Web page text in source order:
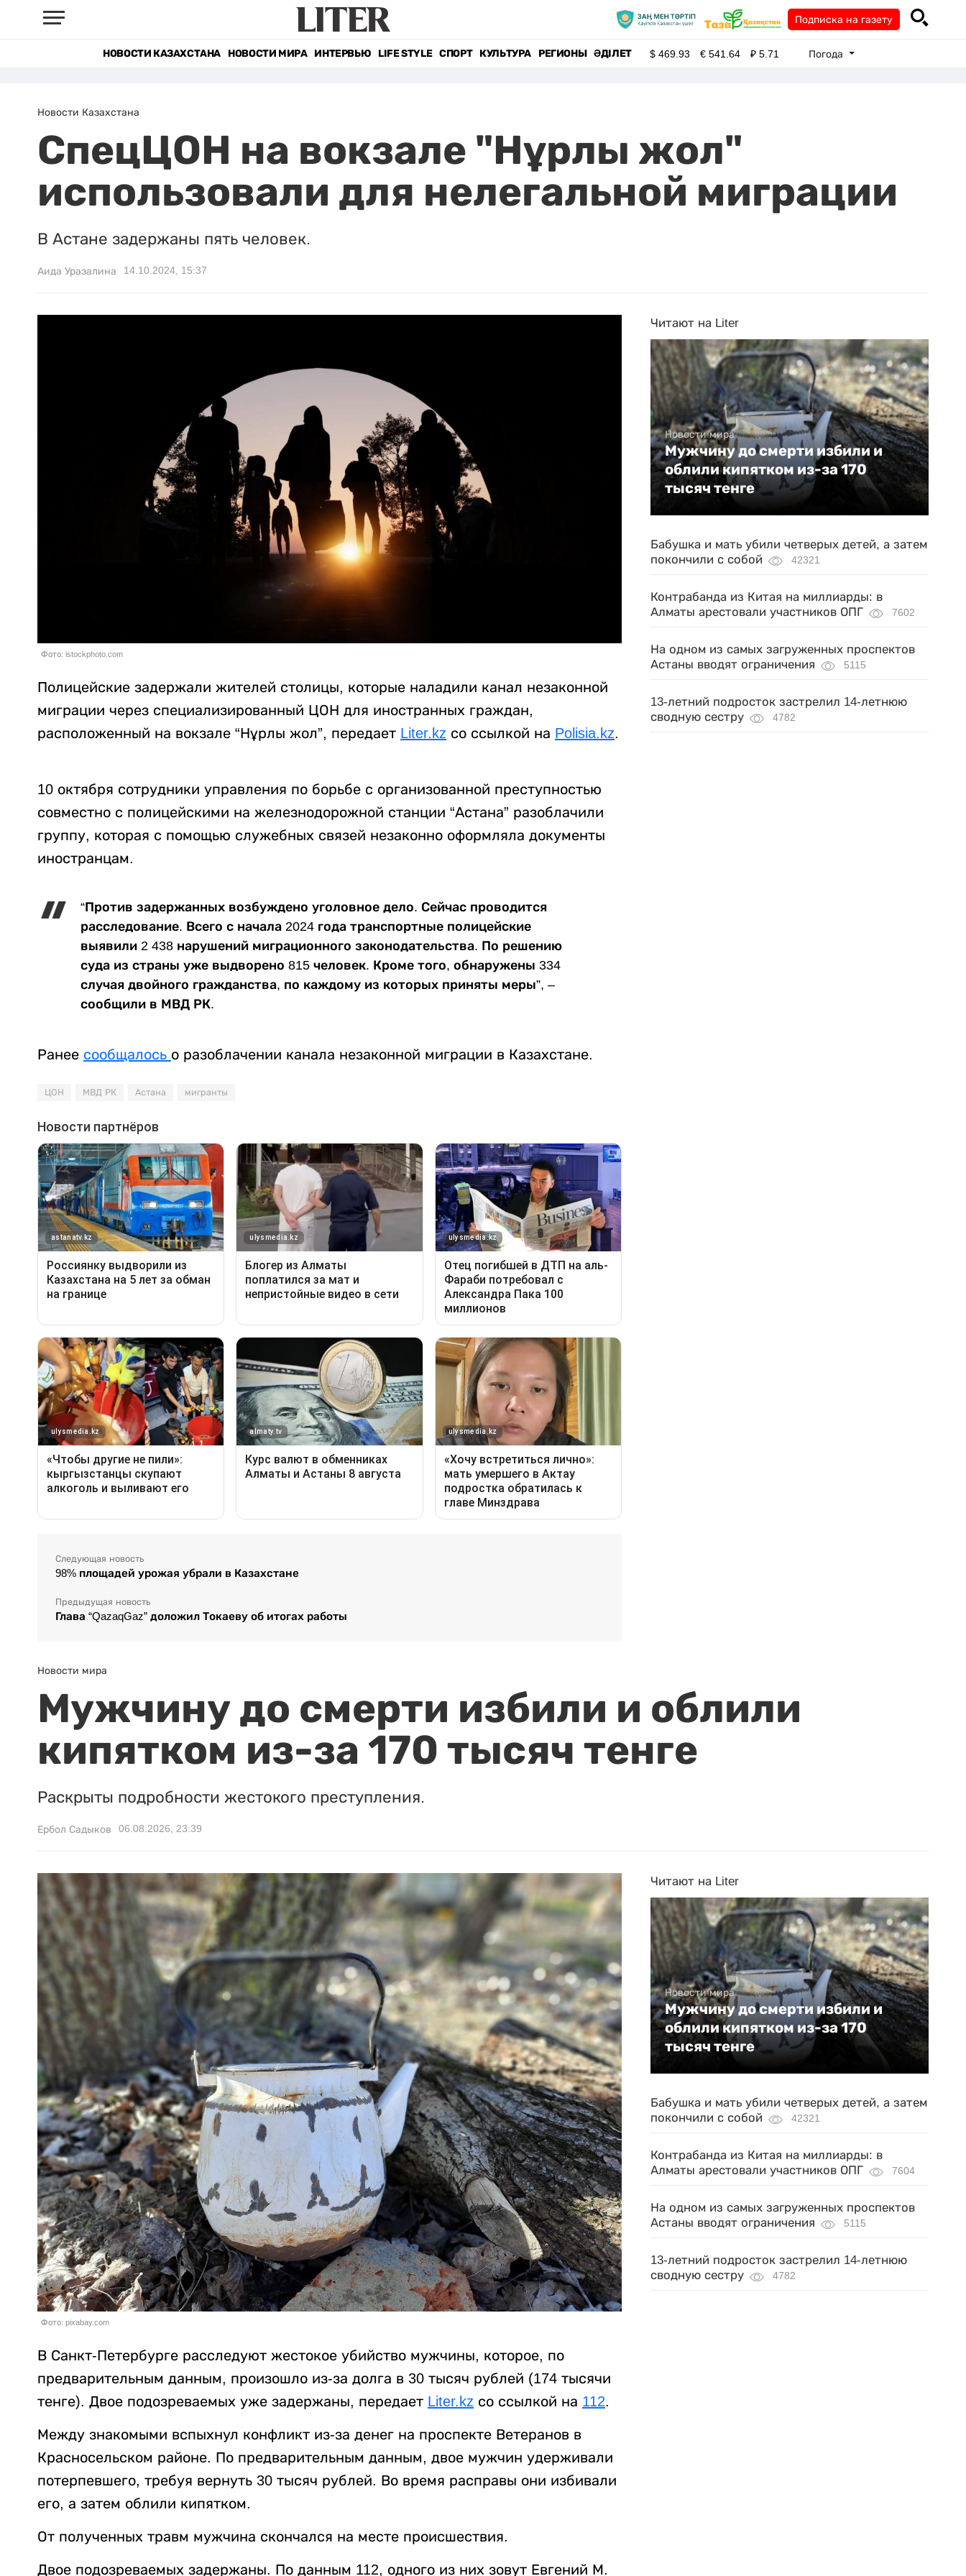
Подписка на газету
НОВОСТИ КАЗАХСТАНА НОВОСТИ МИРА ИНТЕРВЬЮ LIFE STYLE СПОРТ КУЛЬТУРА РЕГИОНЫ ӘДІЛЕТ $469.93 €541.64 ₽5.71 Погода
Новости Казахстана
СпецЦОН на вокзале "Нұрлы жол"
использовали для нелегальной миграции
В Астане задержаны пять человек.
Аида Уразалина 14.10.2024, 15:37
Фото: istockphoto.com
Полицейские задержали жителей столицы, которые наладили канал незаконной
миграции через специализированный ЦОН для иностранных граждан,
расположенный на вокзале “Нұрлы жол”, передает Liter.kz со ссылкой на Polisia.kz.
10 октября сотрудники управления по борьбе с организованной преступностью
совместно с полицейскими на железнодорожной станции “Астана” разоблачили
группу, которая с помощью служебных связей незаконно оформляла документы
иностранцам.
“Против задержанных возбуждено уголовное дело. Сейчас проводится
расследование. Всего с начала 2024 года транспортные полицейские
выявили 2 438 нарушений миграционного законодательства. По решению
суда из страны уже выдворено 815 человек. Кроме того, обнаружены 334
случая двойного гражданства, по каждому из которых приняты меры”, –
сообщили в МВД РК.
Ранее сообщалось о разоблачении канала незаконной миграции в Казахстане.
ЦОН МВД РК Астана мигранты
Следующая новость
98% площадей урожая убрали в Казахстане
Предыдущая новость
Глава “QazaqGaz” доложил Токаеву об итогах работы
Читают на Liter
Новости мира
Мужчину до смерти избили и
облили кипятком из-за 170
тысяч тенге
Бабушка и мать убили четверых детей, а затем
покончили с собой
42321
Контрабанда из Китая на миллиарды: в
Алматы арестовали участников ОПГ
7602
На одном из самых загруженных проспектов
Астаны вводят ограничения
5115
13-летний подросток застрелил 14-летнюю
сводную сестру
4782
Новости мира
Мужчину до смерти избили и облили
кипятком из-за 170 тысяч тенге
Раскрыты подробности жестокого преступления.
Ербол Садыков 06.08.2026, 23:39
Фото: pixabay.com
В Санкт-Петербурге расследуют жестокое убийство мужчины, которое, по
предварительным данным, произошло из-за долга в 30 тысяч рублей (174 тысячи
тенге). Двое подозреваемых уже задержаны, передает Liter.kz со ссылкой на 112.
Между знакомыми вспыхнул конфликт из-за денег на проспекте Ветеранов в
Красносельском районе. По предварительным данным, двое мужчин удерживали
потерпевшего, требуя вернуть 30 тысяч рублей. Во время расправы они избивали
его, а затем облили кипятком.
От полученных травм мужчина скончался на месте происшествия.
Двое подозреваемых задержаны. По данным 112, одного из них зовут Евгений М.
Читают на Liter
Новости мира
Мужчину до смерти избили и
облили кипятком из-за 170
тысяч тенге
Бабушка и мать убили четверых детей, а затем
покончили с собой
42321
Контрабанда из Китая на миллиарды: в
Алматы арестовали участников ОПГ
7604
На одном из самых загруженных проспектов
Астаны вводят ограничения
5115
13-летний подросток застрелил 14-летнюю
сводную сестру
4782